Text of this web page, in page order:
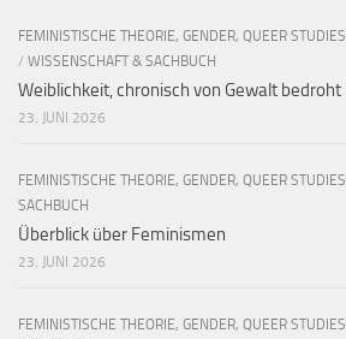
FEMINISTISCHE THEORIE, GENDER, QUEER STUDIES
/ WISSENSCHAFT & SACHBUCH
Weiblichkeit, chronisch von Gewalt bedroht
23. JUNI 2026
FEMINISTISCHE THEORIE, GENDER, QUEER STUDIES
SACHBUCH
Überblick über Feminismen
23. JUNI 2026
FEMINISTISCHE THEORIE, GENDER, QUEER STUDIES